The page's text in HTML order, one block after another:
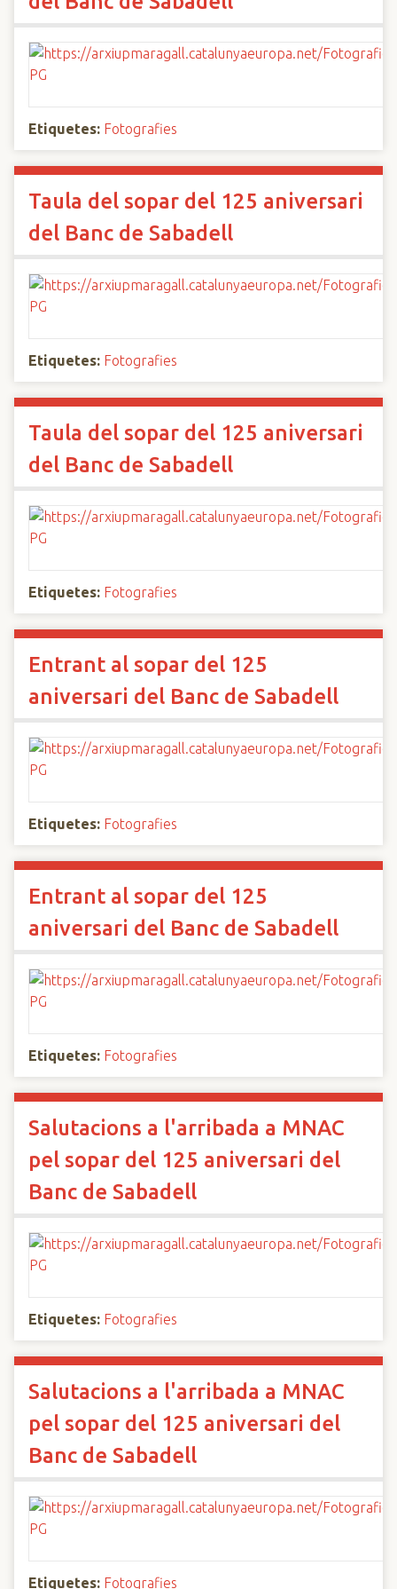
Etiquetes: Fotografies
Taula del sopar del 125 aniversari
del Banc de Sabadell
Etiquetes: Fotografies
Taula del sopar del 125 aniversari
del Banc de Sabadell
Etiquetes: Fotografies
Entrant al sopar del 125
aniversari del Banc de Sabadell
Etiquetes: Fotografies
Entrant al sopar del 125
aniversari del Banc de Sabadell
Etiquetes: Fotografies
Salutacions a l'arribada a MNAC
pel sopar del 125 aniversari del
Banc de Sabadell
Etiquetes: Fotografies
Salutacions a l'arribada a MNAC
pel sopar del 125 aniversari del
Banc de Sabadell
Etiquetes: Fotografies